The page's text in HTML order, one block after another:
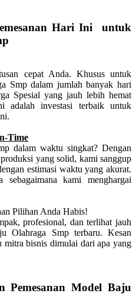
Hari Ini untuk
cepat Anda. Khusus untuk
Smp dalam jumlah banyak hari
Spesial yang jauh lebih hemat
adalah investasi terbaik untuk
Time
dalam waktu singkat? Dengan
yang solid, kami sanggup
estimasi waktu yang akurat.
kami menghargai
Pilihan Anda Habis!
profesional, dan terlihat jauh
Olahraga Smp terbaru. Kesan
mitra bisnis dimulai dari apa yang
Pemesanan Model Baju